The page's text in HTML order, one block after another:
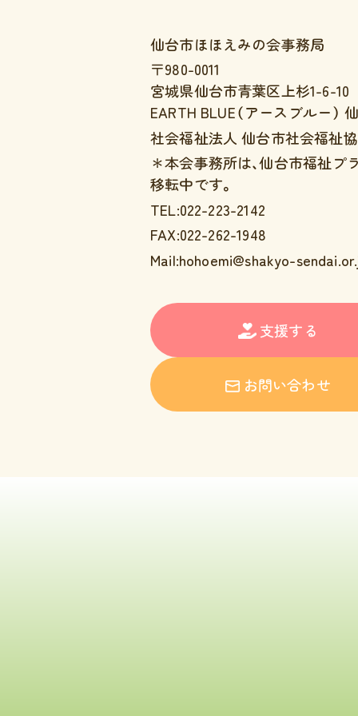
仙台市ほほえみの会事務局
〒980-0011
宮城県仙台市青葉区上杉1-6-10
EARTH BLUE（アースブルー）
社会福祉法人 仙台市社会福祉
＊本会事務所は、仙台市福祉プ
移転中です。
TEL:022-223-2142
FAX:022-262-1948
Mail:hohoemi@shakyo-
支援する
お問い合わせ